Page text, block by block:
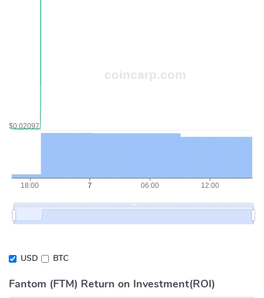
USD BTC
Fantom (FTM) Return on Investment(ROI)